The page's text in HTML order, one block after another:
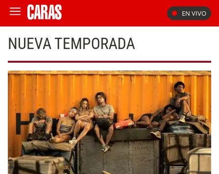
EN VIVO
NUEVA TEMPORADA